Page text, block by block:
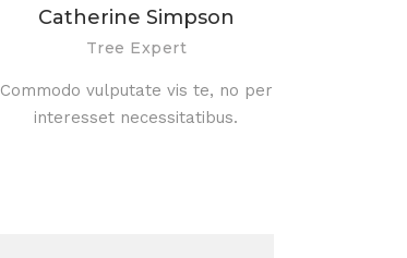
Catherine Simpson
Tree Expert
Commodo vulputate vis te, no per
interesset necessitatibus.